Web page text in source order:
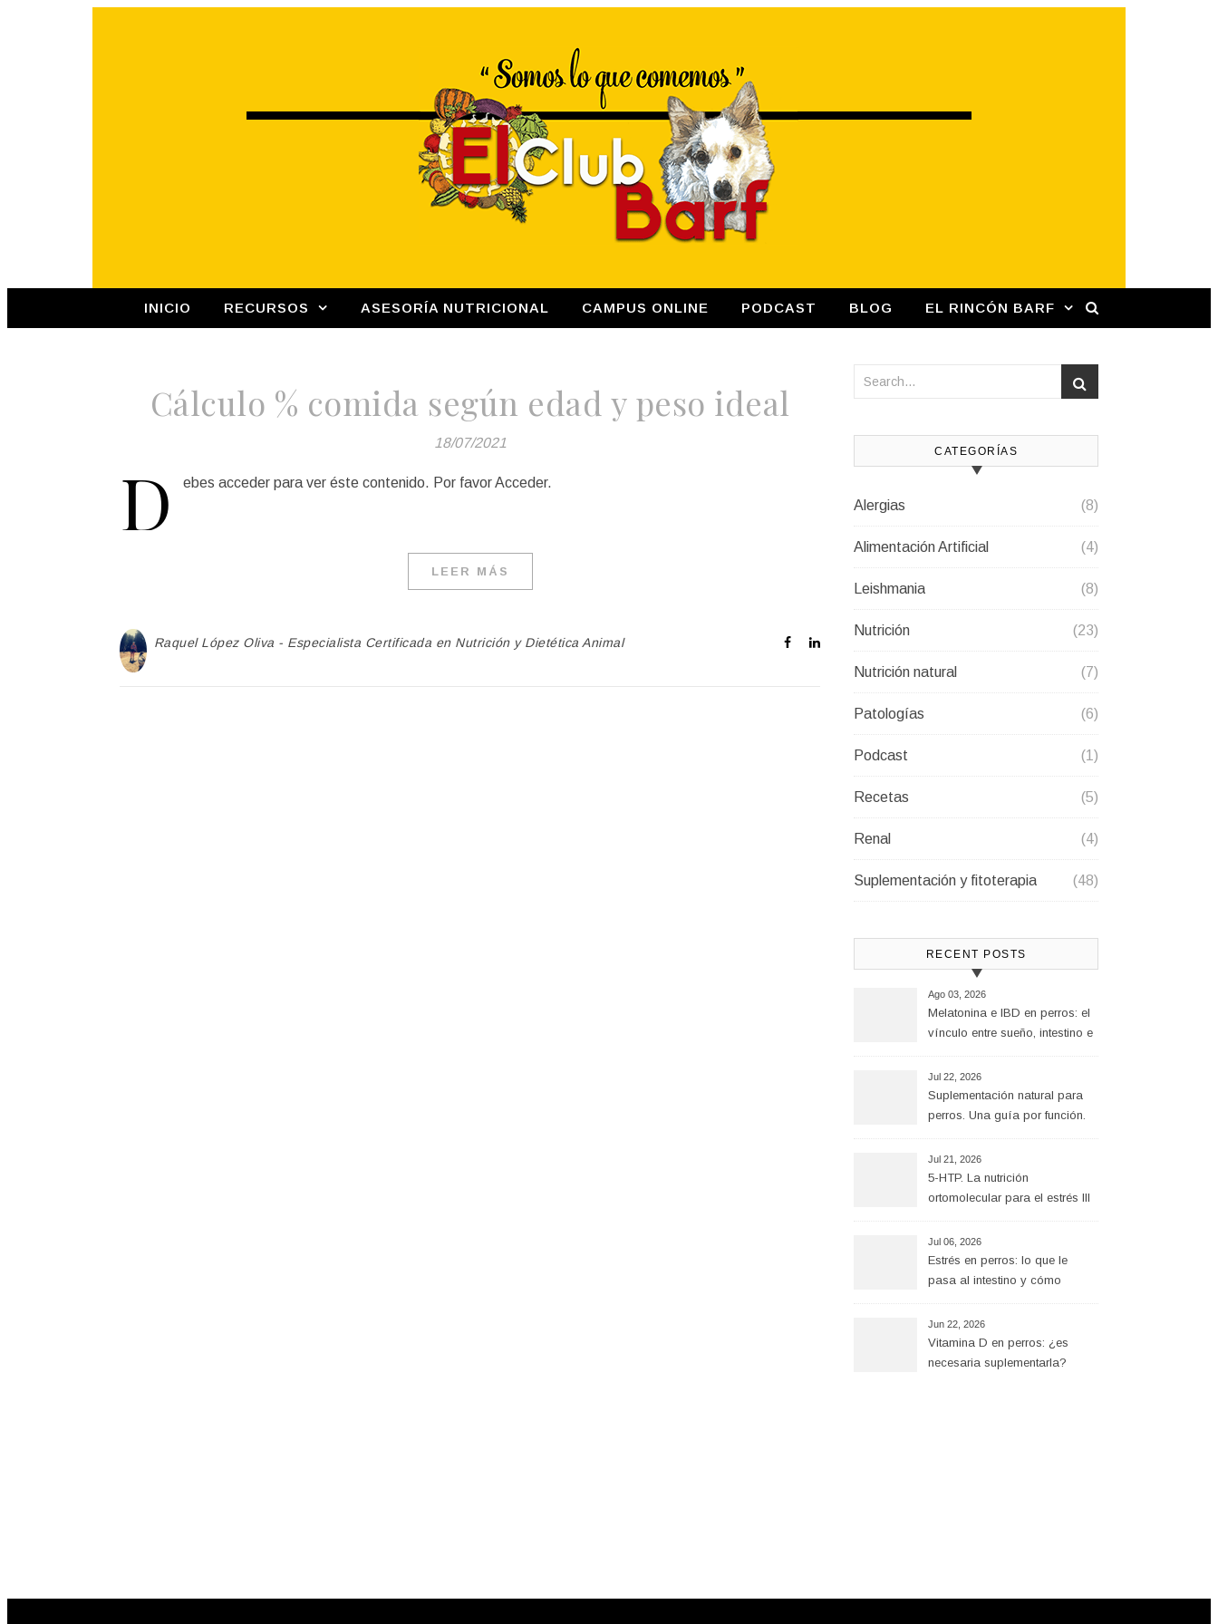
INICIO RECURSOS ASESORÍA NUTRICIONAL CAMPUS ONLINE PODCAST BLOG EL RINCÓN BARF
Cálculo % comida según edad y peso ideal
18/07/2021
D ebes acceder para ver éste contenido. Por favor Acceder.
LEER MÁS
Raquel López Oliva - Especialista Certificada en Nutrición y Dietética Animal
CATEGORÍAS
Alergias (8)
Alimentación Artificial (4)
Leishmania (8)
Nutrición (23)
Nutrición natural (7)
Patologías (6)
Podcast (1)
Recetas (5)
Renal (4)
Suplementación y fitoterapia (48)
RECENT POSTS
Ago 03, 2026
Melatonina e IBD en perros: el
vínculo entre sueño, intestino e
Jul 22, 2026
Suplementación natural para
perros. Una guía por función.
Jul 21, 2026
5-HTP. La nutrición
ortomolecular para el estrés III
Jul 06, 2026
Estrés en perros: lo que le
pasa al intestino y cómo
Jun 22, 2026
Vitamina D en perros: ¿es
necesaria suplementarla?